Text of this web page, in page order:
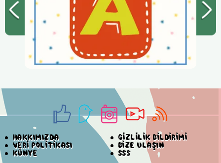
HAKKIMIZDA
GİZLİLİK BİLDİRİMİ
VERİ POLİTİKASI
BİZE ULAŞIN
KÜNYE
SSS